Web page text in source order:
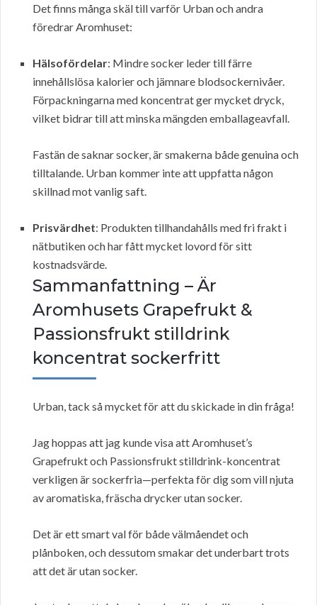
Det finns många skäl till varför Urban och andra
föredrar Aromhuset:
Hälsofördelar: Mindre socker leder till färre
innehållslösa kalorier och jämnare blodsockernivåer.
Förpackningarna med koncentrat ger mycket dryck,
vilket bidrar till att minska mängden emballageavfall.
Fastän de saknar socker, är smakerna både genuina och
tilltalande. Urban kommer inte att uppfatta någon
skillnad mot vanlig saft.
Prisvärdhet: Produkten tillhandahålls med fri frakt i
nätbutiken och har fått mycket lovord för sitt
kostnadsvärde.
Sammanfattning – Är
Aromhusets Grapefrukt &
Passionsfrukt stilldrink
koncentrat sockerfritt
Urban, tack så mycket för att du skickade in din fråga!
Jag hoppas att jag kunde visa att Aromhuset’s
Grapefrukt och Passionsfrukt stilldrink-koncentrat
verkligen är sockerfria—perfekta för dig som vill njuta
av aromatiska, fräscha drycker utan socker.
Det är ett smart val för både välmåendet och
plånboken, och dessutom smakar det underbart trots
att det är utan socker.